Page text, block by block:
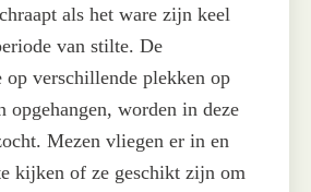
als het ware zijn keel
van stilte. De
op verschillende plekken op
opgehangen, worden in deze
Mezen vliegen er in en
kijken of ze geschikt zijn om